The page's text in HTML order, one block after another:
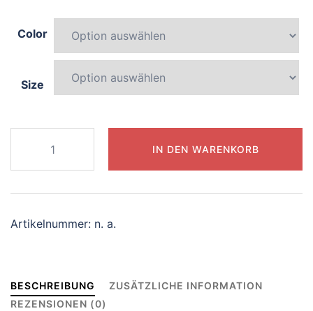
Color
Size
enchanting-
penguin
Menge
IN DEN WARENKORB
Artikelnummer: n. a.
BESCHREIBUNG
ZUSÄTZLICHE INFORMATION
REZENSIONEN (0)